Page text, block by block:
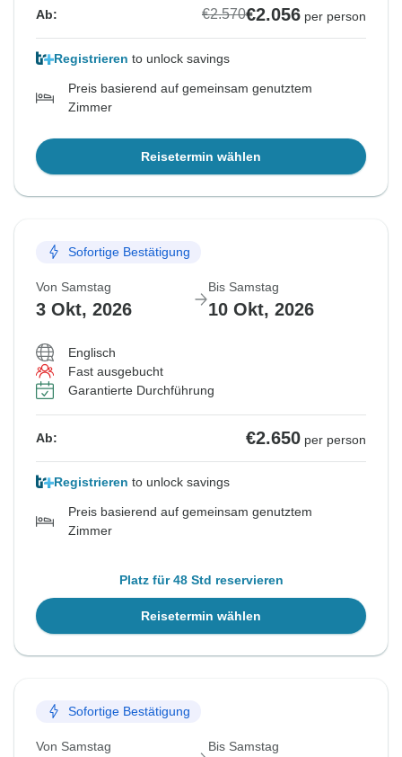
Ab: €2.570€2.056 per person
Registrieren to unlock savings
Preis basierend auf gemeinsam genutztem
Zimmer
Reisetermin wählen
Sofortige Bestätigung
Von Samstag
3 Okt, 2026
Bis Samstag
10 Okt, 2026
Englisch
Fast ausgebucht
Garantierte Durchführung
Ab: €2.650 per person
Registrieren to unlock savings
Preis basierend auf gemeinsam genutztem
Zimmer
Platz für 48 Std reservieren
Reisetermin wählen
Sofortige Bestätigung
Von Samstag Bis Samstag